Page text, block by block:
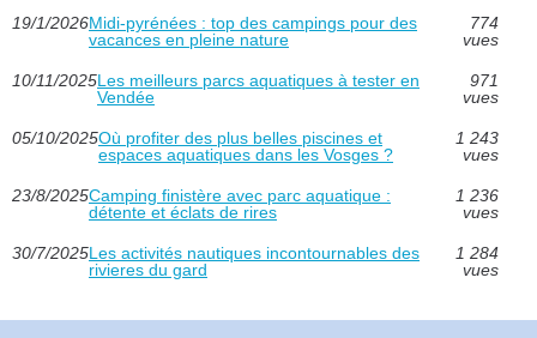
19/1/2026Midi-pyrénées : top des campings pour des
vacances en pleine nature
774
vues
10/11/2025Les meilleurs parcs aquatiques à tester en
Vendée
971
vues
05/10/2025Où profiter des plus belles piscines et
espaces aquatiques dans les Vosges ?
1 243
vues
23/8/2025Camping finistère avec parc aquatique :
détente et éclats de rires
1 236
vues
30/7/2025Les activités nautiques incontournables des
rivieres du gard
1 284
vues